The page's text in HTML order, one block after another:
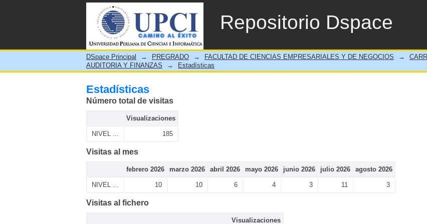
Repositorio Dspace
Estadísticas
DSpace Principal → PREGRADO → FACULTAD DE CIENCIAS EMPRESARIALES Y DE NEGOCIOS →
AUDITORIA Y FINANZAS
→ Estadísticas
Estadísticas
Número total de visitas
Visualizaciones
NIVEL ... 185
Visitas al mes
febrero 2026 marzo 2026 abril 2026 mayo 2026 junio 2026 julio 2026 agosto 2026
NIVEL ... 10 10 6 4 3 11 3
Visitas al fichero
Visualizaciones